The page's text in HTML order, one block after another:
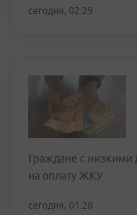
сегодня, 02:29
Граждане с низкими
на оплату ЖКУ
сегодня, 01:28